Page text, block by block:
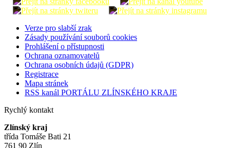
Verze pro slabší zrak
Zásady používání souborů cookies
Prohlášení o přístupnosti
Ochrana oznamovatelů
Ochrana osobních údajů (GDPR)
Registrace
Mapa stránek
RSS kanál PORTÁLU ZLÍNSKÉHO KRAJE
Rychlý kontakt
Zlínský kraj
třída Tomáše Bati 21
761 90 Zlín